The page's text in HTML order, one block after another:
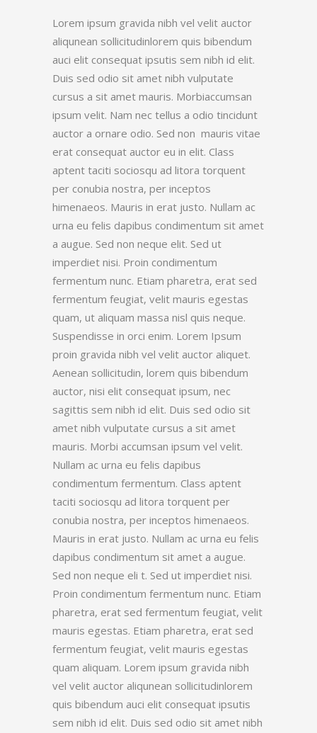
Lorem ipsum gravida nibh vel velit auctor
aliqunean sollicitudinlorem quis bibendum
auci elit consequat ipsutis sem nibh id elit.
Duis sed odio sit amet nibh vulputate
cursus a sit amet mauris. Morbiaccumsan
ipsum velit. Nam nec tellus a odio tincidunt
auctor a ornare odio. Sed non mauris vitae
erat consequat auctor eu in elit. Class
aptent taciti sociosqu ad litora torquent
per conubia nostra, per inceptos
himenaeos. Mauris in erat justo. Nullam ac
urna eu felis dapibus condimentum sit amet
a augue. Sed non neque elit. Sed ut
imperdiet nisi. Proin condimentum
fermentum nunc. Etiam pharetra, erat sed
fermentum feugiat, velit mauris egestas
quam, ut aliquam massa nisl quis neque.
Suspendisse in orci enim. Lorem Ipsum
proin gravida nibh vel velit auctor aliquet.
Aenean sollicitudin, lorem quis bibendum
auctor, nisi elit consequat ipsum, nec
sagittis sem nibh id elit. Duis sed odio sit
amet nibh vulputate cursus a sit amet
mauris. Morbi accumsan ipsum vel velit.
Nullam ac urna eu felis dapibus
condimentum fermentum. Class aptent
taciti sociosqu ad litora torquent per
conubia nostra, per inceptos himenaeos.
Mauris in erat justo. Nullam ac urna eu felis
dapibus condimentum sit amet a augue.
Sed non neque eli t. Sed ut imperdiet nisi.
Proin condimentum fermentum nunc. Etiam
pharetra, erat sed fermentum feugiat, velit
mauris egestas. Etiam pharetra, erat sed
fermentum feugiat, velit mauris egestas
quam aliquam. Lorem ipsum gravida nibh
vel velit auctor aliqunean sollicitudinlorem
quis bibendum auci elit consequat ipsutis
sem nibh id elit. Duis sed odio sit amet nibh